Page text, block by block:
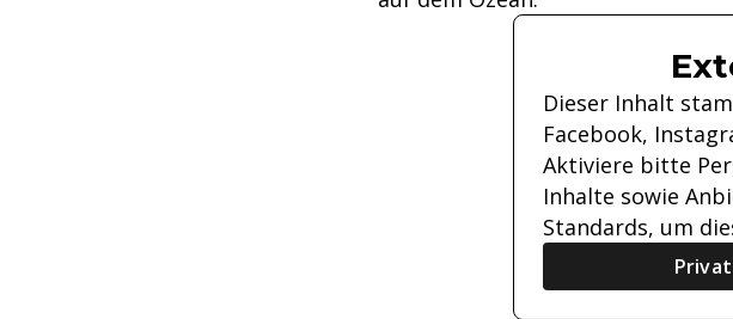
Dieser Inhalt
Facebook,
Aktiviere bitte
Inhalte sowie
Standards, um